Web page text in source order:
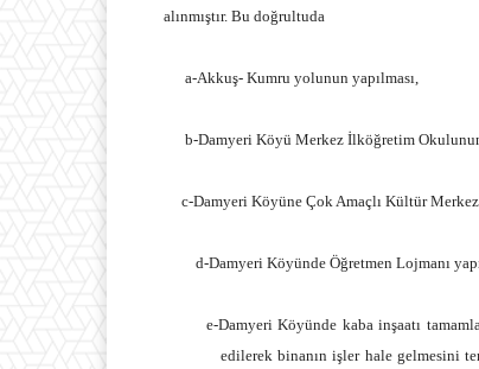
alınmıştır. Bu doğrultuda
a-Akkuş- Kumru yolunun yapılması,
b-Damyeri Köyü Merkez İlköğretim Okulunun
c-Damyeri Köyüne Çok Amaçlı Kültür Merkezi
d-Damyeri Köyünde Öğretmen Lojmanı
e-Damyeri Köyünde kaba inşaatı
edilerek binanın işler hale gelmesini